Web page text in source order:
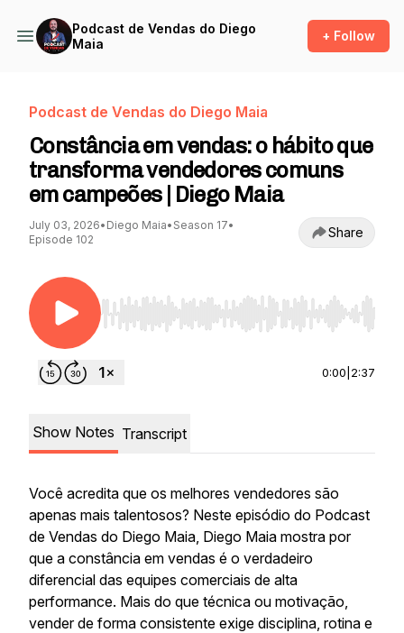
Podcast de Vendas do Diego
Maia
+ Follow
Podcast de Vendas do Diego Maia
Constância em vendas: o hábito que
transforma vendedores comuns
em campeões | Diego Maia
July 03, 2026• Diego Maia• Season 17•
Episode 102
Share
Use Left/Right to seek, Home/End to jump to
0:00 2:37
Show Notes Transcript
Você acredita que os melhores vendedores são
apenas mais talentosos? Neste episódio do Podcast
de Vendas do Diego Maia, Diego Maia mostra por
que a constância em vendas é o verdadeiro
diferencial das equipes comerciais de alta
performance. Mais do que técnica ou motivação,
vender de forma consistente exige disciplina, rotina e